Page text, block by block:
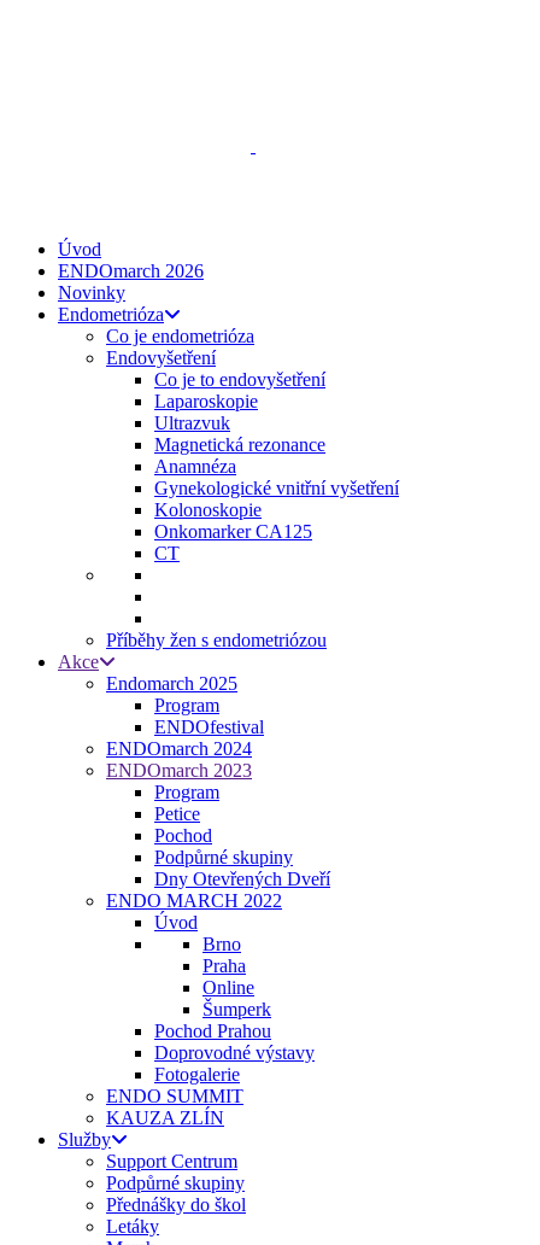
Úvod
ENDOmarch 2026
Novinky
Endometrióza
Co je endometrióza
Endovyšetření
Co je to endovyšetření
Laparoskopie
Ultrazvuk
Magnetická rezonance
Anamnéza
Gynekologické vnitřní vyšetření
Kolonoskopie
Onkomarker CA125
CT
Příběhy žen s endometriózou
Akce
Endomarch 2025
Program
ENDOfestival
ENDOmarch 2024
ENDOmarch 2023
Program
Petice
Pochod
Podpůrné skupiny
Dny Otevřených Dveří
ENDO MARCH 2022
Úvod
Brno
Praha
Online
Šumperk
Pochod Prahou
Doprovodné výstavy
Fotogalerie
ENDO SUMMIT
KAUZA ZLÍN
Služby
Support Centrum
Podpůrné skupiny
Přednášky do škol
Letáky